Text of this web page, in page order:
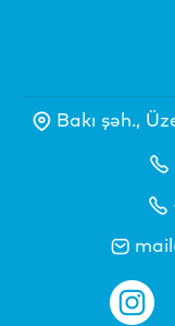
Bakı şəh.,